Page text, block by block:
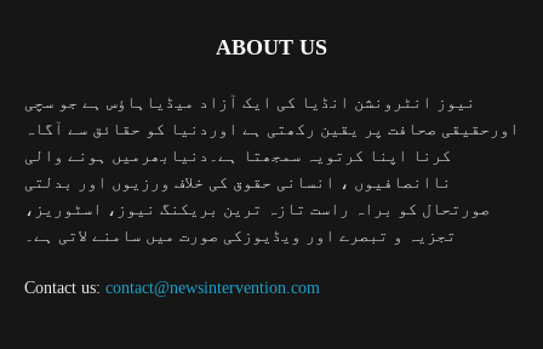
ABOUT US
نیوز انٹرونشن انڈیا کی ایک آزاد میڈیاہاؤس ہے جو سچی
اورحقیقی صحافت پر یقین رکھتی ہے اوردنیا کو حقائق سے آگاہ
کرنا اپنا کرتویہ سمجھتا ہے۔دنیابھرمیں ہونے والی
ناانصافیوں ، انسانی حقوق کی خلاف ورزیوں اور بدلتی
صورتحال کو براہ راست تازہ ترین بریکنگ نیوز، اسٹوریز،
تجزیہ و تبصرے اور ویڈیوزکی صورت میں سامنے لاتی ہے۔
Contact us: contact@newsintervention.com